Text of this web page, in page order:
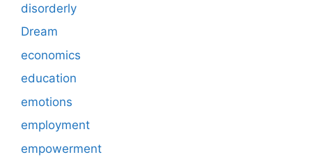
disorderly
Dream
economics
education
emotions
employment
empowerment